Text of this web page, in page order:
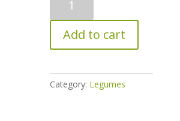
ROMINA
quantity
Add to cart
Category: Legumes